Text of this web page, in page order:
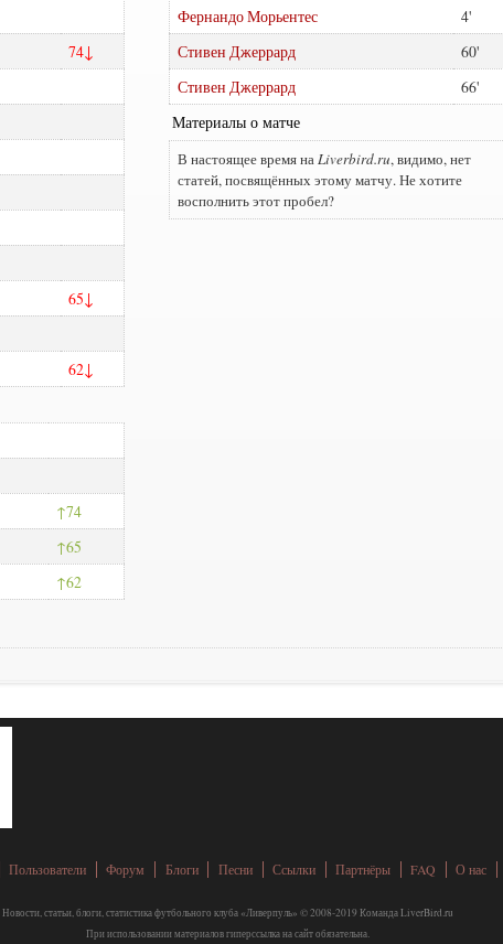
74
65
62
74
65
62
Фернандо Морьентес
4
Стивен Джеррард
60
Стивен Джеррард
66
Материалы о матче
В настоящее время наLiverbird.ru, видимо, нет
статей, посвящённых этому матчу. Не хотите
восполнить этот пробел?
Пользователи Форум Блоги Песни Ссылки Партнёры FAQ О нас
Новости, статьи, блоги, статистика футбольного клуба «Ливерпуль» © 2008-2019 Команда LiverBird.ru
При использовании материалов гиперссылка на сайт обязательна.